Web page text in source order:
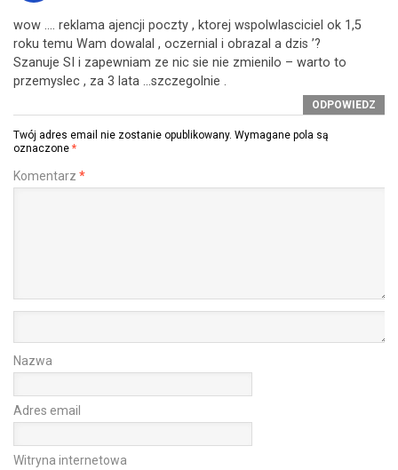
wow …. reklama ajencji poczty , ktorej wspolwlasciciel ok 1,5
roku temu Wam dowalal , oczernial i obrazal a dzis ’?
Szanuje SI i zapewniam ze nic sie nie zmienilo – warto to
przemyslec , za 3 lata …szczegolnie .
ODPOWIEDZ
Twój adres email nie zostanie opublikowany. Wymagane pola są
oznaczone *
Komentarz *
Nazwa
Adres email
Witryna internetowa